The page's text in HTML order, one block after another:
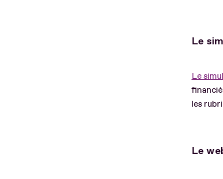
Le
Le
les
Le